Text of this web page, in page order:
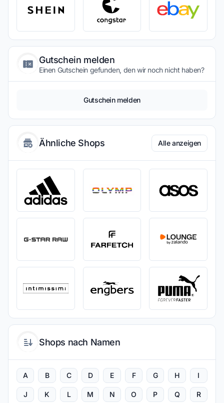
Gutschein melden
Einen Gutschein gefunden, den wir noch nicht haben?
Gutschein melden
Ähnliche Shops Alle anzeigen
Shops nach Namen
A B C D E F G H I
J K L M N O P Q R